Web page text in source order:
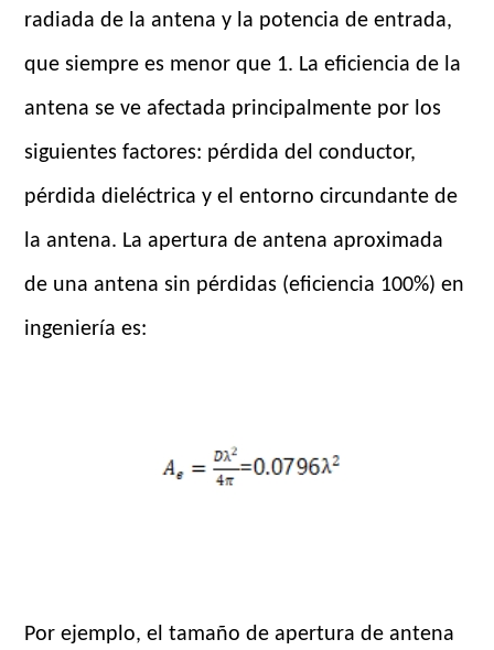
radiada de la antena y la potencia de entrada,
que siempre es menor que 1. La eficiencia de la
antena se ve afectada principalmente por los
siguientes factores: pérdida del conductor,
pérdida dieléctrica y el entorno circundante de
la antena. La apertura de antena aproximada
de una antena sin pérdidas (eficiencia 100%) en
ingeniería es:
Por ejemplo, el tamaño de apertura de antena